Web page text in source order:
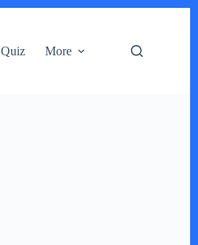
Quiz More